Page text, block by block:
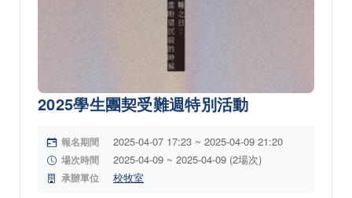
2025學生團契受難週特別活動
報名期間 2025-04-07 17:23 ~ 2025-04-09 21:20
場次時間 2025-04-09 ~ 2025-04-09 (2場次)
承辦單位 校牧室